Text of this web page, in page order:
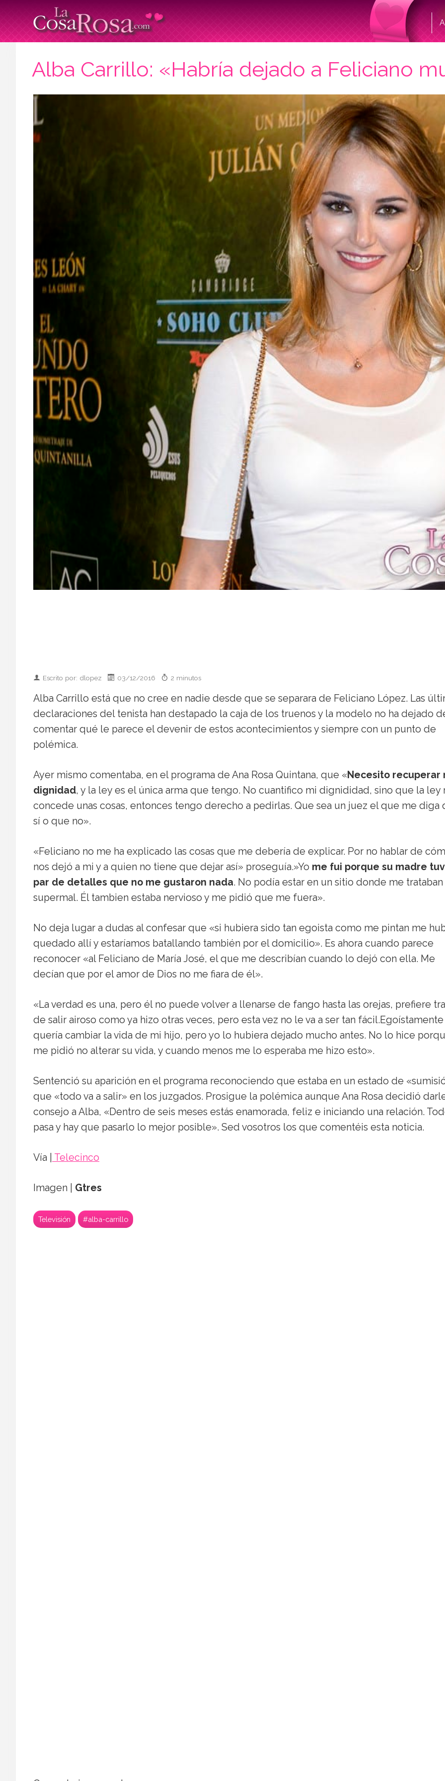
Alba Carrillo: «Habría dejado a Feliciano
Escrito por: dlopez 03/12/2016 2 minutos
Alba Carrillo está que no cree en nadie desde que se separara de Feliciano López. Las
declaraciones del tenista han destapado la caja de los truenos y la modelo no ha dejado
comentar qué le parece el devenir de estos acontecimientos y siempre con un punto de
polémica.
Ayer mismo comentaba, en el programa de Ana Rosa Quintana, que «Necesito recuperar
dignidad, y la ley es el única arma que tengo. No cuantifico mi dignididad, sino que la ley
concede unas cosas, entonces tengo derecho a pedirlas. Que sea un juez el que me diga
sí o que no».
«Feliciano no me ha explicado las cosas que me debería de explicar. Por no hablar de
nos dejó a mi y a quien no tiene que dejar así» proseguía.»Yo me fui porque su madre
par de detalles que no me gustaron nada. No podía estar en un sitio donde me trataban
supermal. Él tambien estaba nervioso y me pidió que me fuera».
No deja lugar a dudas al confesar que «si hubiera sido tan egoista como me pintan me
quedado allí y estaríamos batallando también por el domicilio». Es ahora cuando parece
reconocer «al Feliciano de María José, el que me describían cuando lo dejó con ella. Me
decían que por el amor de Dios no me fiara de él».
«La verdad es una, pero él no puede volver a llenarse de fango hasta las orejas, prefiere
de salir airoso como ya hizo otras veces, pero esta vez no le va a ser tan
quería cambiar la vida de mi hijo, pero yo lo hubiera dejado mucho antes. No lo hice
me pidió no alterar su vida, y cuando menos me lo esperaba me hizo esto».
Sentenció su aparición en el programa reconociendo que estaba en un estado de
que «todo va a salir» en los juzgados. Prosigue la polémica aunque Ana Rosa decidió
consejo a Alba, «Dentro de seis meses estás enamorada, feliz e iniciando una relación.
pasa y hay que pasarlo lo mejor posible». Sed vosotros los que comentéis esta noticia.
Vía | Telecinco
Imagen | Gtres
Televisión #alba-carrillo